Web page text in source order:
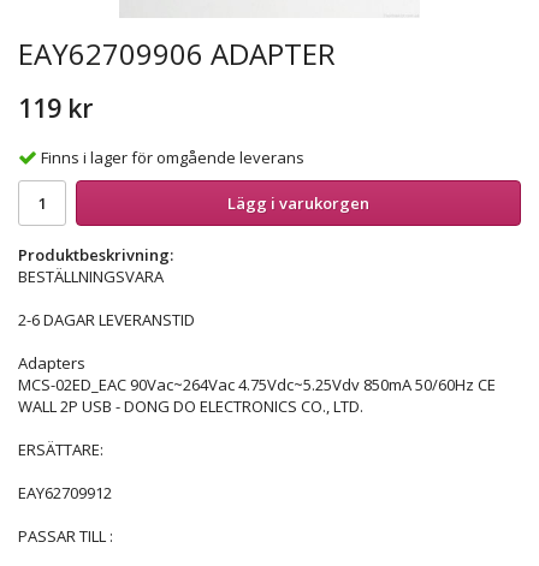
EAY62709906 ADAPTER
119 kr
Finns i lager för omgående leverans
Lägg i varukorgen
Produktbeskrivning:
BESTÄLLNINGSVARA
2-6 DAGAR LEVERANSTID
Adapters
MCS-02ED_EAC 90Vac~264Vac 4.75Vdc~5.25Vdv 850mA 50/60Hz CE
WALL 2P USB - DONG DO ELECTRONICS CO., LTD.
ERSÄTTARE:
EAY62709912
PASSAR TILL :